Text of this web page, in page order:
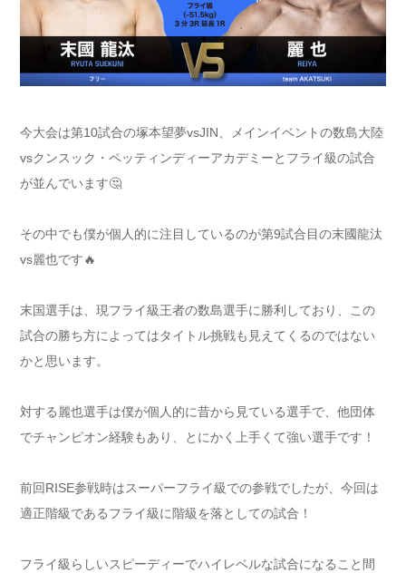
今大会は第10試合の塚本望夢vsJIN、メインイベントの数島大陸
vsクンスック・ペッティンディーアカデミーとフライ級の試合
が並んでいます🤔
その中でも僕が個人的に注目しているのが第9試合目の末國龍汰
vs麗也です🔥
末国選手は、現フライ級王者の数島選手に勝利しており、この
試合の勝ち方によってはタイトル挑戦も見えてくるのではない
かと思います。
対する麗也選手は僕が個人的に昔から見ている選手で、他団体
でチャンピオン経験もあり、とにかく上手くて強い選手です！
前回RISE参戦時はスーパーフライ級での参戦でしたが、今回は
適正階級であるフライ級に階級を落としての試合！
フライ級らしいスピーディーでハイレベルな試合になること間